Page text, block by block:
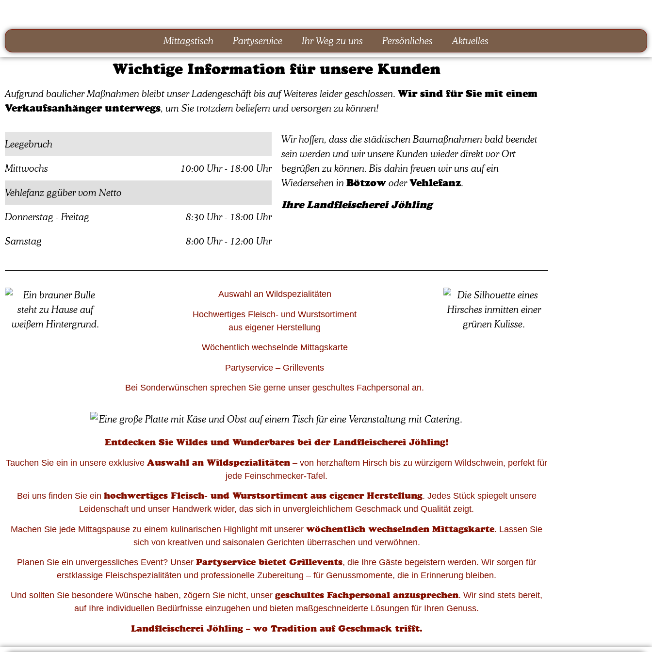
Mittagstisch Partyservice Ihr Weg zu uns Persönliches Aktuelles
Wichtige Information für unsere Kunden
Aufgrund baulicher Maßnahmen bleibt unser Ladengeschäft bis auf Weiteres leider geschlossen. Wir sind für Sie mit einem
Verkaufsanhänger unterwegs, um Sie trotzdem beliefern und versorgen zu können!
Leegebruch
Mittwochs 10:00 Uhr - 18:00 Uhr
Vehlefanz ggüber vom Netto
Donnerstag - Freitag 8:30 Uhr - 18:00 Uhr
Samstag 8:00 Uhr - 12:00 Uhr
Wir hoffen, dass die städtischen Baumaßnahmen bald beendet
sein werden und wir unsere Kunden wieder direkt vor Ort
begrüßen zu können. Bis dahin freuen wir uns auf ein
Wiedersehen in Bötzow oderVehlefanz.
Ihre Landfleischerei Jöhling
Auswahl an Wildspezialitäten
Hochwertiges Fleisch- und Wurstsortiment
aus eigener Herstellung
Wöchentlich wechselnde Mittagskarte
Partyservice – Grillevents
Bei Sonderwünschen sprechen Sie gerne unser geschultes Fachpersonal an.
Entdecken Sie Wildes und Wunderbares bei der Landfleischerei Jöhling!
Tauchen Sie ein in unsere exklusiveAuswahl an Wildspezialitäten – von herzhaftem Hirsch bis zu würzigem Wildschwein, perfekt für
jede Feinschmecker-Tafel.
Bei uns finden Sie ein hochwertiges Fleisch- und Wurstsortiment aus eigener Herstellung. Jedes Stück spiegelt unsere
Leidenschaft und unser Handwerk wider, das sich in unvergleichlichem Geschmack und Qualität zeigt.
Machen Sie jede Mittagspause zu einem kulinarischen Highlight mit unserer wöchentlich wechselnden Mittagskarte. Lassen Sie
sich von kreativen und saisonalen Gerichten überraschen und verwöhnen.
Planen Sie ein unvergessliches Event? Unser Partyservice bietet Grillevents, die Ihre Gäste begeistern werden. Wir sorgen für
erstklassige Fleischspezialitäten und professionelle Zubereitung – für Genussmomente, die in Erinnerung bleiben.
Und sollten Sie besondere Wünsche haben, zögern Sie nicht, unser geschultes Fachpersonal anzusprechen. Wir sind stets bereit,
auf Ihre individuellen Bedürfnisse einzugehen und bieten maßgeschneiderte Lösungen für Ihren Genuss.
Landfleischerei Jöhling – wo Tradition auf Geschmack trifft.